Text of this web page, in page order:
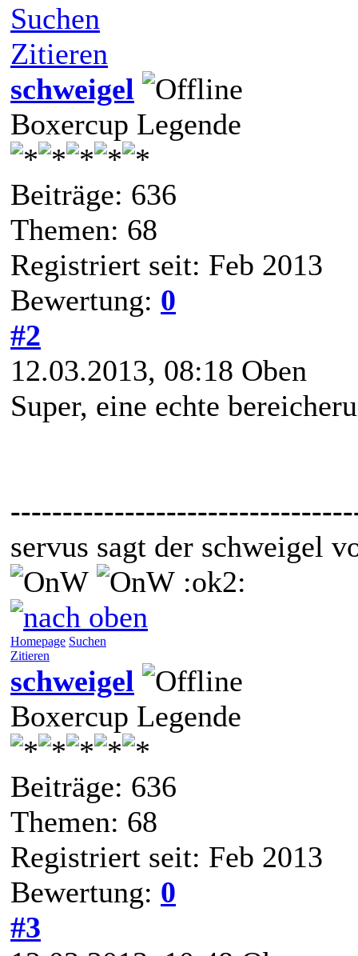
Suchen
Zitieren
schweigel
Boxercup Legende
Beiträge: 636
Themen: 68
Registriert seit: Feb 2013
Bewertung: 0
#2
12.03.2013, 08:18 Oben
Super, eine echte
servus sagt der schweigel
:ok2:
Homepage Suchen
Zitieren
schweigel
Boxercup Legende
Beiträge: 636
Themen: 68
Registriert seit: Feb 2013
Bewertung: 0
#3